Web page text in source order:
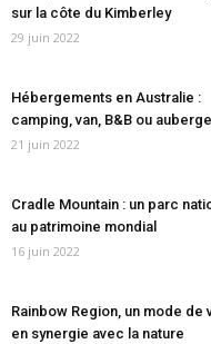
sur la côte du Kimberley
29 juin 2022
Hébergements en Australie :
camping, van, B&B ou
21 juin 2022
Cradle Mountain : un parc
au patrimoine mondial
16 juin 2022
Rainbow Region, un mode de
en synergie avec la nature